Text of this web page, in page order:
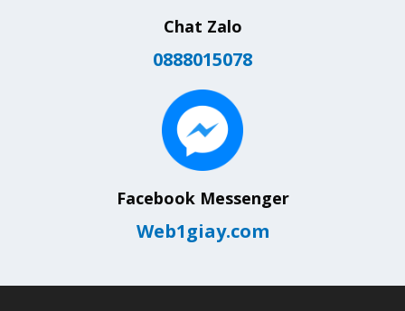
Chat Zalo
0888015078
Facebook Messenger
Web1giay.com